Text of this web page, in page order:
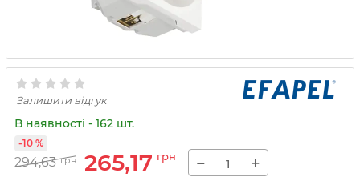
Залишити відгук
В наявності - 162 шт.
294,63 грн 265,17 грн
-10 %
− +